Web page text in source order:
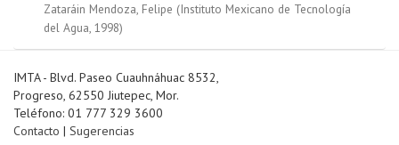
Zataráin Mendoza, Felipe (Instituto Mexicano de Tecnología
del Agua, 1998)
IMTA - Blvd. Paseo Cuauhnáhuac 8532,
Progreso, 62550 Jiutepec, Mor.
Teléfono: 01 777 329 3600
Contacto | Sugerencias